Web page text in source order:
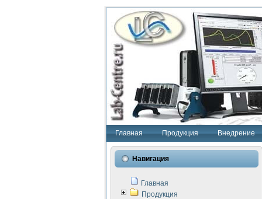
Главная Продукция Внедрение
Навигация
Главная
Продукция